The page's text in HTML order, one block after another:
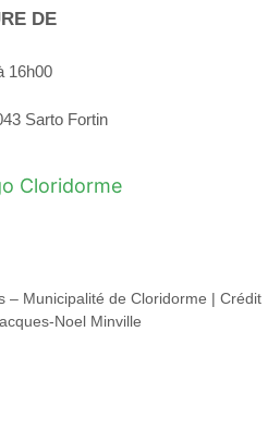
DE
16h00
Sarto Fortin
– Municipalité de Cloridorme | Crédit
Noel Minville